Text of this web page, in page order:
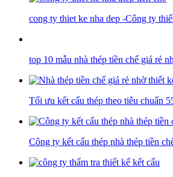
cong ty thiet ke nha dep -Công ty
top 10 mẫu nhà thép tiền chế giá rẻ
Tối ưu kết cấu thép theo tiêu chuẩn
Công ty kết cấu thép nhà thép tiền